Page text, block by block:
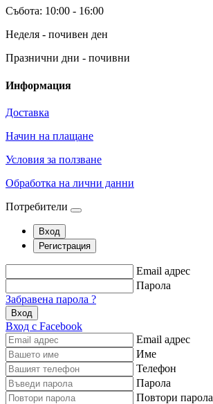
Събота: 10:00 - 16:00
Неделя - почивен ден
Празнични дни - почивни
Информация
Доставка
Начин на плащане
Условия за ползване
Обработка на лични данни
Потребители
Вход
Регистрация
Email адрес
Парола
Забравена парола ?
Вход
Вход с Facebook
Email адрес
Име
Телефон
Парола
Повтори парола